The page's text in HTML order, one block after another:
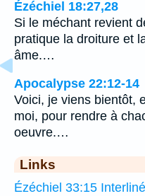
Ézéchiel 18:27,28
Si le méchant revient
pratique la droiture et
âme.…
Apocalypse 22:12-14
Voici, je viens bientôt,
moi, pour rendre à
oeuvre.…
Links
Ézéchiel 33:15